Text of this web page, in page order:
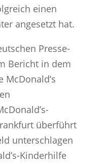
einen
angesetzt hat.
Presse-
Bericht in dem
McDonald’s
überführt
unterschlagen
Kinderhilfe